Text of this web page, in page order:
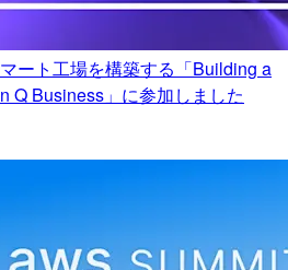
ート工場を構築する「Building a
Q Business」に参加しました